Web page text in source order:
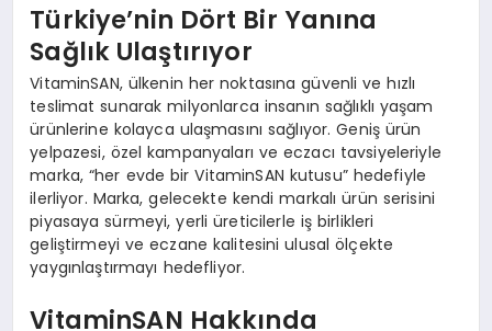
Türkiye’nin Dört Bir Yanına
Sağlık Ulaştırıyor
VitaminSAN, ülkenin her noktasına güvenli ve hızlı
teslimat sunarak milyonlarca insanın sağlıklı yaşam
ürünlerine kolayca ulaşmasını sağlıyor. Geniş ürün
yelpazesi, özel kampanyaları ve eczacı tavsiyeleriyle
marka, “her evde bir VitaminSAN kutusu” hedefiyle
ilerliyor. Marka, gelecekte kendi markalı ürün serisini
piyasaya sürmeyi, yerli üreticilerle iş birlikleri
geliştirmeyi ve eczane kalitesini ulusal ölçekte
yaygınlaştırmayı hedefliyor.
VitaminSAN Hakkında